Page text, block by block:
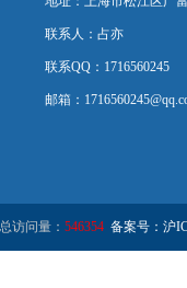
联系人：占亦
联系QQ：1716560245
邮箱：
访问量： 546354 备案号：沪